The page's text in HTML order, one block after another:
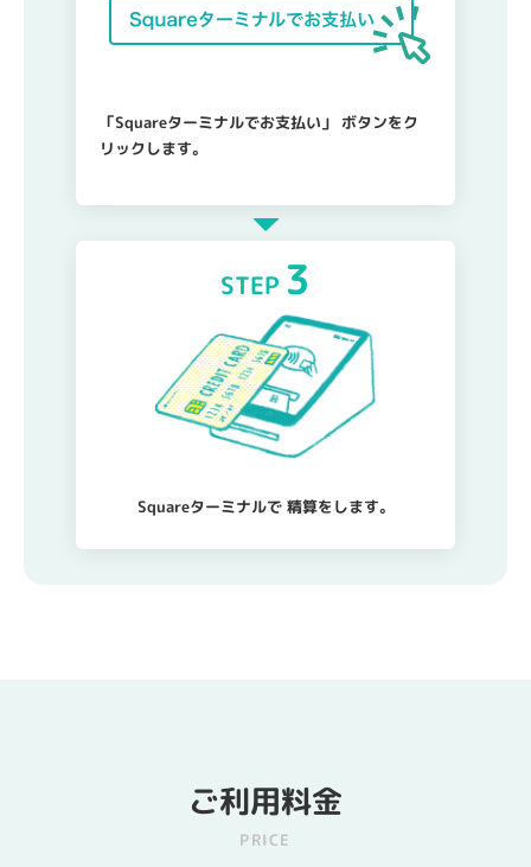
「Squareターミナルでお支払い」 ボタンをク
リックします。
STEP 3
Squareターミナルで精算をします。
ご利用料金
PRICE